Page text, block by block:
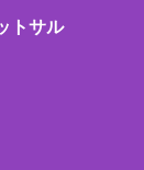
トサル